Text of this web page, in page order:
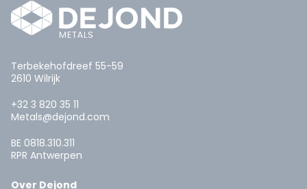
Terbekehofdreef 55-59
2610 Wilrijk
+32 3 820 35 11
Metals@dejond.com
BE 0818.310.311
RPR Antwerpen
Over Dejond